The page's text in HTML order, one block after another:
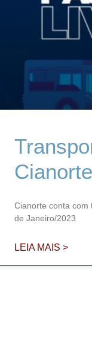
Cianorte
Cianorte conta com
de Janeiro/2023
LEIA MAIS >